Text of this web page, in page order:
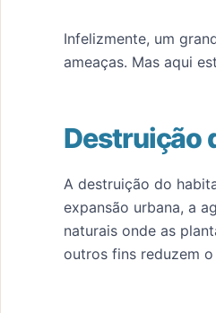
Infelizmente, um
ameaças. Mas aqui
Destruição
A destruição do
expansão urbana, a
naturais onde as
outros fins reduzem